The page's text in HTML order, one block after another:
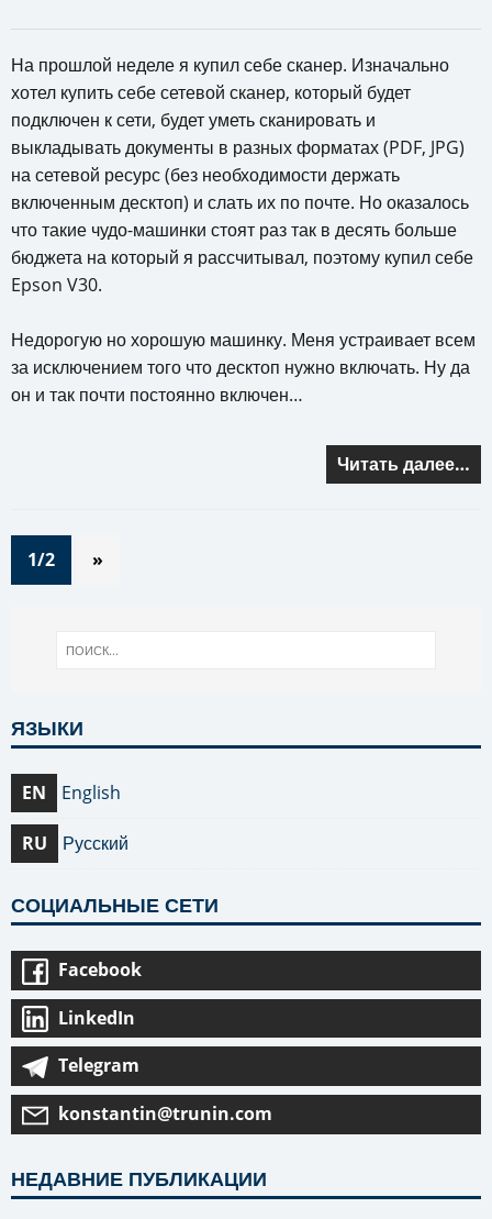
На прошлой неделе я купил себе сканер. Изначально
хотел купить себе сетевой сканер, который будет
подключен к сети, будет уметь сканировать и
выкладывать документы в разных форматах (PDF, JPG)
на сетевой ресурс (без необходимости держать
включенным десктоп) и слать их по почте. Но оказалось
что такие чудо-машинки стоят раз так в десять больше
бюджета на который я рассчитывал, поэтому купил себе
Epson V30.
Недорогую но хорошую машинку. Меня устраивает всем
за исключением того что десктоп нужно включать. Ну да
он и так почти постоянно включен…
Читать далее…
1/2 »
ЯЗЫКИ
EN English
RU Русский
СОЦИАЛЬНЫЕ СЕТИ
Facebook
LinkedIn
Telegram
konstantin@trunin.com
НЕДАВНИЕ ПУБЛИКАЦИИ